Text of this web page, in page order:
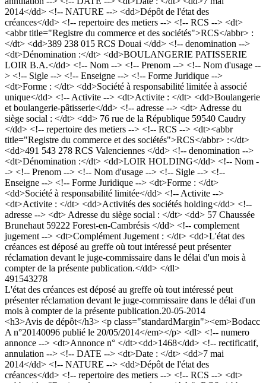
2014</dd> <!-- NATURE --> <dd>Dépôt de l'état des
créances</dd> <!-- repertoire des metiers --> <!-- RCS --> <dt>
<abbr title="Registre du commerce et des sociétés">RCS</abbr> :
</dt> <dd>389 238 015 RCS Douai </dd> <!-- denomination -->
<dt>Dénomination :</dt> <dd>BOULANGERIE PATISSERIE
LOIR B.A.</dd> <!-- Nom --> <!-- Prenom --> <!-- Nom d'usage --
> <!-- Sigle --> <!-- Enseigne --> <!-- Forme Juridique -->
<dt>Forme : </dt> <dd>Société à responsabilité limitée à associé
unique</dd> <!-- Activite --> <dt>Activite : </dt> <dd>Boulangerie
et boulangerie-pâtisserie</dd> <!-- adresse --> <dt> Adresse du
siège social : </dt> <dd> 76 rue de la République 59540 Caudry
</dd> <!-- repertoire des metiers --> <!-- RCS --> <dt><abbr
title="Registre du commerce et des sociétés">RCS</abbr> :</dt>
<dd>491 543 278 RCS Valenciennes </dd> <!-- denomination -->
<dt>Dénomination :</dt> <dd>LOIR HOLDING</dd> <!-- Nom -
-> <!-- Prenom --> <!-- Nom d'usage --> <!-- Sigle --> <!--
Enseigne --> <!-- Forme Juridique --> <dt>Forme : </dt>
<dd>Société à responsabilité limitée</dd> <!-- Activite -->
<dt>Activite : </dt> <dd>Activités des sociétés holding</dd> <!--
adresse --> <dt> Adresse du siège social : </dt> <dd> 57 Chaussée
Brunehaut 59222 Forest-en-Cambrésis </dd> <!-- complement
jugement --> <dt>Complément Jugement : </dt> <dd>L'état des
créances est déposé au greffe où tout intéressé peut présenter
réclamation devant le juge-commissaire dans le délai d'un mois à
compter de la présente publication.</dd> </dl>
491543278
L'état des créances est déposé au greffe où tout intéressé peut
présenter réclamation devant le juge-commissaire dans le délai d'un
mois à compter de la présente publication.20-05-2014
<h3>Avis de dépôt</h3> <p class="standardMargin"><em>Bodacc
A n°20140096 publié le 20/05/2014</em></p> <dl> <!-- numero
annonce --> <dt>Annonce n° </dt><dd>1468</dd> <!-- rectificatif,
annulation --> <!-- DATE --> <dt>Date : </dt> <dd>7 mai
2014</dd> <!-- NATURE --> <dd>Dépôt de l'état des
créances</dd> <!-- repertoire des metiers --> <!-- RCS --> <dt>